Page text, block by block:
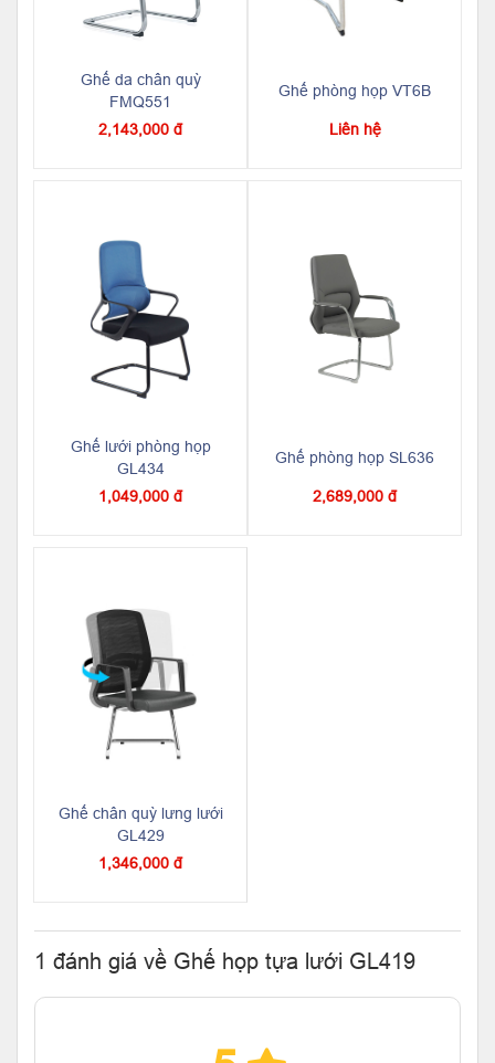
Ghế da chân quỳ
FMQ551
2,143,000 đ
Ghế phòng họp VT6B
Liên hệ
Ghế lưới phòng họp
GL434
1,049,000 đ
Ghế phòng họp SL636
2,689,000 đ
Ghế chân quỳ lưng lưới
GL429
1,346,000 đ
1 đánh giá về Ghế họp tựa lưới GL419